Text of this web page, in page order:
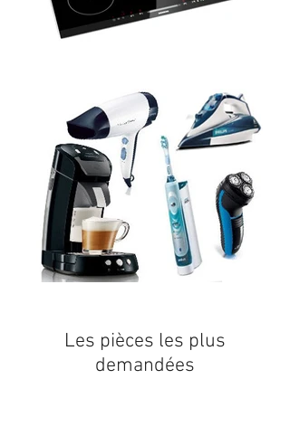
Les pièces les plus
demandées